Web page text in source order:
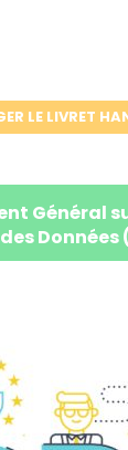
LE LIVRET
Général
Données